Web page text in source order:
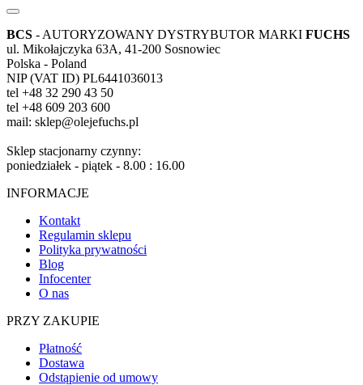
BCS - AUTORYZOWANY DYSTRYBUTOR MARKI FUCHS
ul. Mikołajczyka 63A, 41-200 Sosnowiec
Polska - Poland
NIP (VAT ID) PL6441036013
tel +48 32 290 43 50
tel +48 609 203 600
mail: sklep@olejefuchs.pl
Sklep stacjonarny czynny:
poniedziałek - piątek - 8.00 : 16.00
INFORMACJE
Kontakt
Regulamin sklepu
Polityka prywatności
Blog
Infocenter
O nas
PRZY ZAKUPIE
Płatność
Dostawa
Odstąpienie od umowy